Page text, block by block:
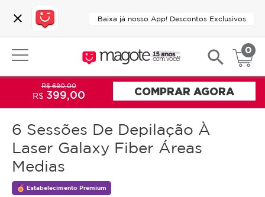
close Baixa já nosso App! Descontos Exclusivos
search 0
6 Sessões De Depilação À
Laser Galaxy Fiber Áreas
Medias
Estabelecimento Premium
R$ 680,00
R$ 399,00 COMPRAR AGORA